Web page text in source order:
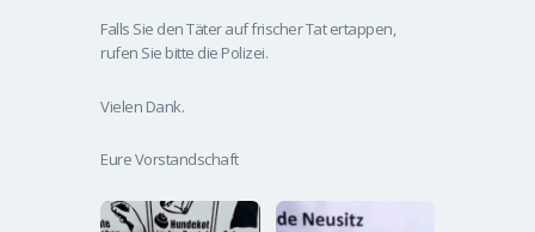
Falls Sie den Täter auf frischer Tat ertappen,
rufen Sie bitte die Polizei.
Vielen Dank.
Eure Vorstandschaft